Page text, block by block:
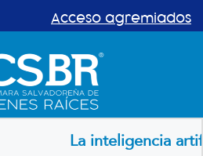
Acceso agremiados
La inteligencia artificial